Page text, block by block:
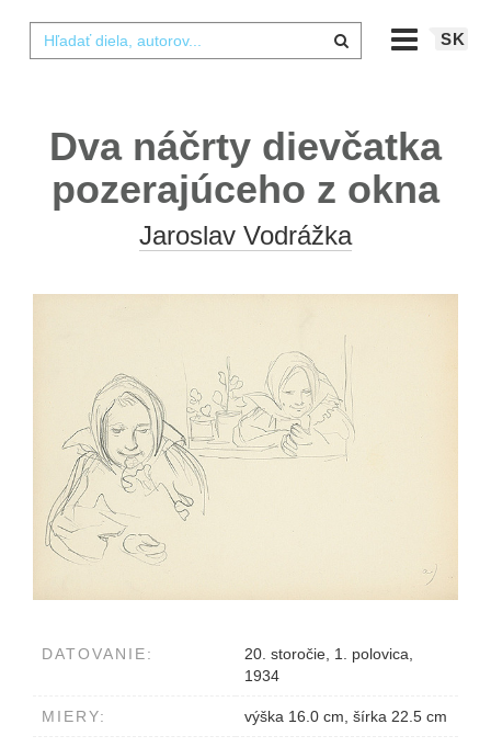
SK
Dva náčrty dievčatka
pozerajúceho z okna
Jaroslav Vodrážka
DATOVANIE:
20. storočie, 1. polovica,
1934
MIERY: výška 16.0 cm, šírka 22.5 cm